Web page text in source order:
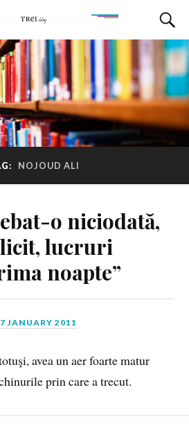
NOJOUD ALI
o niciodată,
lucruri
noapte”
JANUARY 2011
avea un aer foarte matur
prin care a trecut.